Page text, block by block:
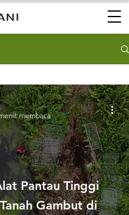
Pantau Tinggi
Gambut di
membaca